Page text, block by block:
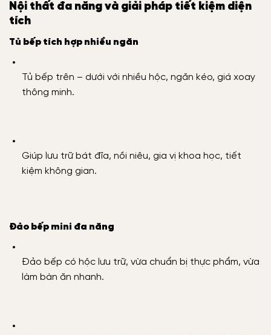
Nội thất đa năng và giải pháp tiết kiệm diện
tích
Tủ bếp tích hợp nhiều ngăn
Tủ bếp trên – dưới với nhiều hộc, ngăn kéo, giá xoay
thông minh.
Giúp lưu trữ bát đĩa, nồi niêu, gia vị khoa học, tiết
kiệm không gian.
Đảo bếp mini đa năng
Đảo bếp có hộc lưu trữ, vừa chuẩn bị thực phẩm, vừa
làm bàn ăn nhanh.